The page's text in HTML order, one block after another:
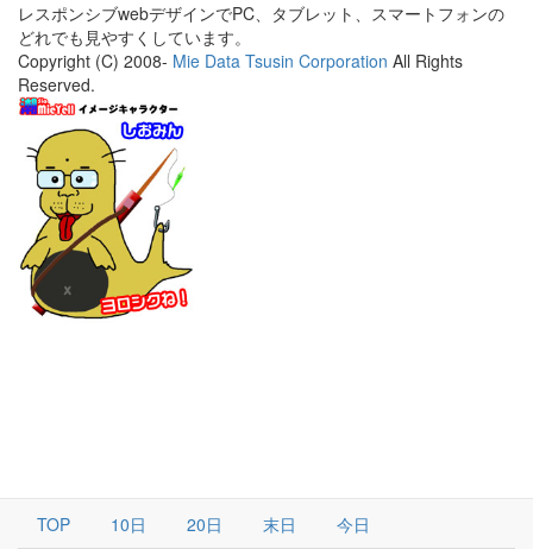
レスポンシブwebデザインでPC、タブレット、スマートフォンの
どれでも見やすくしています。
Copyright (C) 2008- Mie Data Tsusin Corporation All Rights
Reserved.
TOP 10日 20日 末日 今日